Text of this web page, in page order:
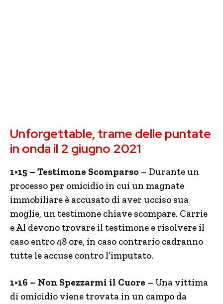
Unforgettable, trame delle puntate
in onda il 2 giugno 2021
1×15 – Testimone Scomparso – Durante un
processo per omicidio in cui un magnate
immobiliare è accusato di aver ucciso sua
moglie, un testimone chiave scompare. Carrie
e Al devono trovare il testimone e risolvere il
caso entro 48 ore, in caso contrario cadranno
tutte le accuse contro l’imputato.
1×16 – Non Spezzarmi il Cuore – Una vittima
di omicidio viene trovata in un campo da